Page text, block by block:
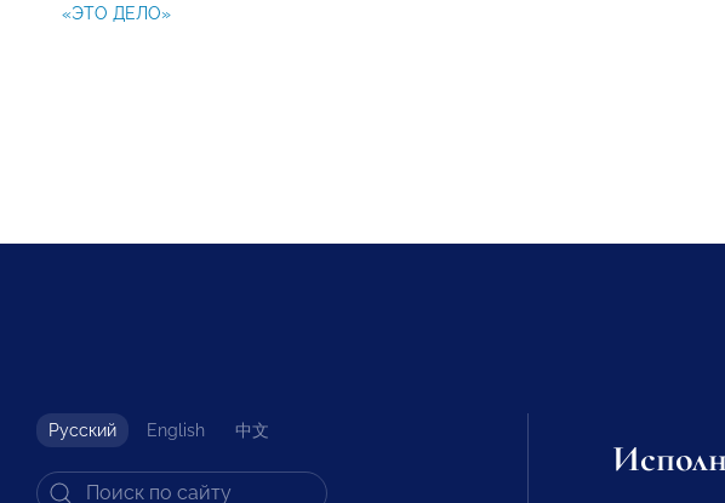
«ЭТО ДЕЛО»
Русский English 中文